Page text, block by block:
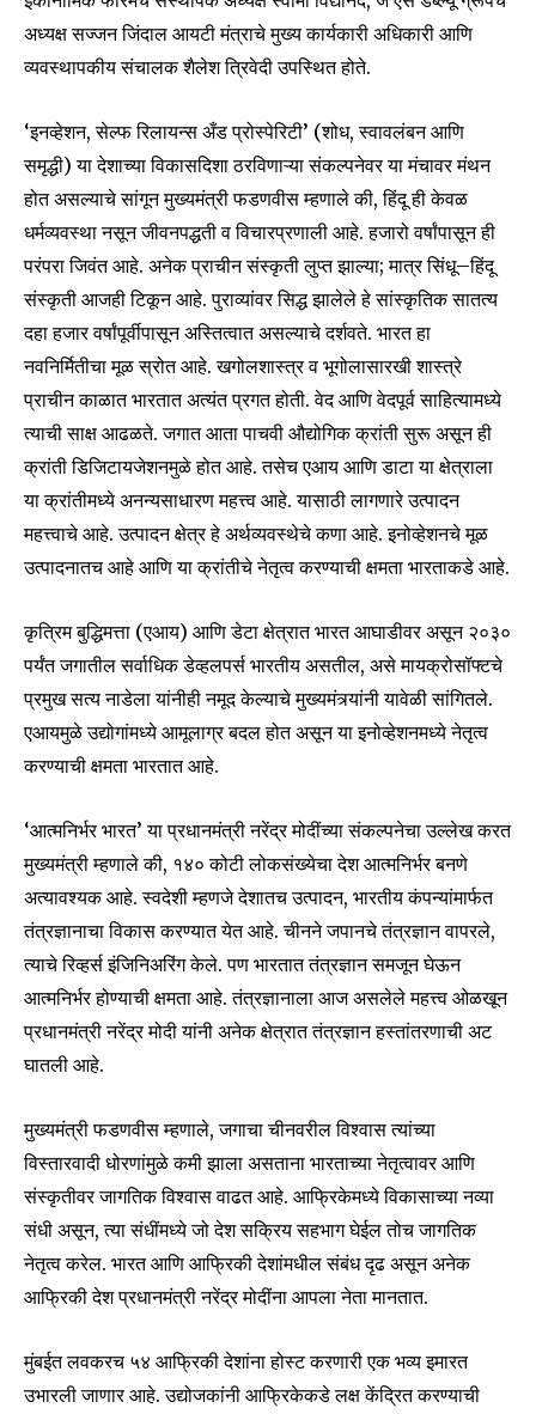
अध्यक्ष सज्जन जिंदाल आयटी मंत्राचे मुख्य कार्यकारी अधिकारी आणि
व्यवस्थापकीय संचालक शैलेश त्रिवेदी उपस्थित होते.
‘इनव्हेशन, सेल्फ रिलायन्स अँड प्रोस्पेरिटी’ (शोध, स्वावलंबन आणि
समृद्धी) या देशाच्या विकासदिशा ठरविणाऱ्या संकल्पनेवर या मंचावर मंथन
होत असल्याचे सांगून मुख्यमंत्री फडणवीस म्हणाले की, हिंदू ही केवळ
धर्मव्यवस्था नसून जीवनपद्धती व विचारप्रणाली आहे. हजारो वर्षांपासून ही
परंपरा जिवंत आहे. अनेक प्राचीन संस्कृती लुप्त झाल्या; मात्र सिंधू–हिंदू
संस्कृती आजही टिकून आहे. पुराव्यांवर सिद्ध झालेले हे सांस्कृतिक सातत्य
दहा हजार वर्षांपूर्वीपासून अस्तित्वात असल्याचे दर्शवते. भारत हा
नवनिर्मितीचा मूळ स्रोत आहे. खगोलशास्त्र व भूगोलासारखी शास्त्रे
प्राचीन काळात भारतात अत्यंत प्रगत होती. वेद आणि वेदपूर्व साहित्यामध्ये
त्याची साक्ष आढळते. जगात आता पाचवी औद्योगिक क्रांती सुरू असून ही
क्रांती डिजिटायजेशनमुळे होत आहे. तसेच एआय आणि डाटा या क्षेत्राला
या क्रांतीमध्ये अनन्यसाधारण महत्त्व आहे. यासाठी लागणारे उत्पादन
महत्त्वाचे आहे. उत्पादन क्षेत्र हे अर्थव्यवस्थेचे कणा आहे. इनोव्हेशनचे मूळ
उत्पादनातच आहे आणि या क्रांतीचे नेतृत्व करण्याची क्षमता भारताकडे आहे.
कृत्रिम बुद्धिमत्ता (एआय) आणि डेटा क्षेत्रात भारत आघाडीवर असून २०३०
पर्यंत जगातील सर्वाधिक डेव्हलपर्स भारतीय असतील, असे मायक्रोसॉफ्टचे
प्रमुख सत्य नाडेला यांनीही नमूद केल्याचे मुख्यमंत्र्यांनी यावेळी सांगितले.
एआयमुळे उद्योगांमध्ये आमूलाग्र बदल होत असून या इनोव्हेशनमध्ये नेतृत्व
करण्याची क्षमता भारतात आहे.
‘आत्मनिर्भर भारत’ या प्रधानमंत्री नरेंद्र मोदींच्या संकल्पनेचा उल्लेख करत
मुख्यमंत्री म्हणाले की, १४० कोटी लोकसंख्येचा देश आत्मनिर्भर बनणे
अत्यावश्यक आहे. स्वदेशी म्हणजे देशातच उत्पादन, भारतीय कंपन्यांमार्फत
तंत्रज्ञानाचा विकास करण्यात येत आहे. चीनने जपानचे तंत्रज्ञान वापरले,
त्याचे रिव्हर्स इंजिनिअरिंग केले. पण भारतात तंत्रज्ञान समजून घेऊन
आत्मनिर्भर होण्याची क्षमता आहे. तंत्रज्ञानाला आज असलेले महत्त्व ओळखून
प्रधानमंत्री नरेंद्र मोदी यांनी अनेक क्षेत्रात तंत्रज्ञान हस्तांतरणाची अट
घातली आहे.
मुख्यमंत्री फडणवीस म्हणाले, जगाचा चीनवरील विश्वास त्यांच्या
विस्तारवादी धोरणांमुळे कमी झाला असताना भारताच्या नेतृत्वावर आणि
संस्कृतीवर जागतिक विश्वास वाढत आहे. आफ्रिकेमध्ये विकासाच्या नव्या
संधी असून, त्या संधींमध्ये जो देश सक्रिय सहभाग घेईल तोच जागतिक
नेतृत्व करेल. भारत आणि आफ्रिकी देशांमधील संबंध दृढ असून अनेक
आफ्रिकी देश प्रधानमंत्री नरेंद्र मोदींना आपला नेता मानतात.
मुंबईत लवकरच ५४ आफ्रिकी देशांना होस्ट करणारी एक भव्य इमारत
उभारली जाणार आहे. उद्योजकांनी आफ्रिकेकडे लक्ष केंद्रित करण्याची